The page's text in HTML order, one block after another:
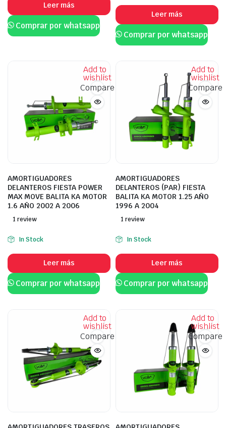
Leer más
Comprar por whatsapp
Leer más
Comprar por whatsapp
Add to
wishlist
Compare
AMORTIGUADORES
DELANTEROS FIESTA POWER
MAX MOVE BALITA KA MOTOR
1.6 AÑO 2002 A 2006
1 review
In Stock
Leer más
Comprar por whatsapp
Add to
wishlist
Compare
AMORTIGUADORES
DELANTEROS (PAR) FIESTA
BALITA KA MOTOR 1.25 AÑO
1996 A 2004
1 review
In Stock
Leer más
Comprar por whatsapp
Add to
wishlist
Compare
Add to
wishlist
Compare